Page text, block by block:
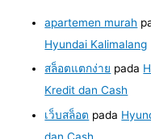
apartemen murah
Hyundai Kalimalang
สล็อตแตกง่าย pada
Kredit dan Cash
เว็บสล็อต pada
dan Cash